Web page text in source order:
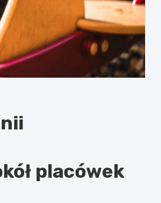
placówek